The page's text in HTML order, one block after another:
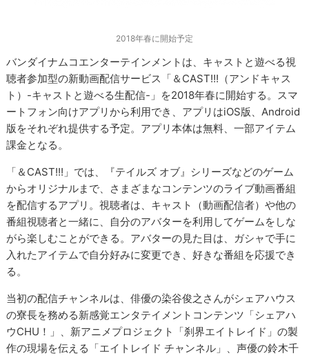
2018年春に開始予定
バンダイナムコエンターテインメントは、キャストと遊べる視
聴者参加型の新動画配信サービス「＆CAST!!!（アンドキャス
ト）-キャストと遊べる生配信-」を2018年春に開始する。スマ
ートフォン向けアプリから利用でき、アプリはiOS版、Android
版をそれぞれ提供する予定。アプリ本体は無料、一部アイテム
課金となる。
「＆CAST!!!」では、『テイルズ オブ』シリーズなどのゲーム
からオリジナルまで、さまざまなコンテンツのライブ動画番組
を配信するアプリ。視聴者は、キャスト（動画配信者）や他の
番組視聴者と一緒に、自分のアバターを利用してゲームをしな
がら楽しむことができる。アバターの見た目は、ガシャで手に
入れたアイテムで自分好みに変更でき、好きな番組を応援でき
る。
当初の配信チャンネルは、俳優の染谷俊之さんがシェアハウス
の寮長を務める新感覚エンタテイメントコンテンツ「シェアハ
ウCHU！」、新アニメプロジェクト「刹界エイトレイド」の製
作の現場を伝える「エイトレイド チャンネル」、声優の鈴木千